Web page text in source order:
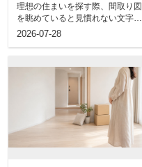
ントも解説
理想の住まいを探す際、間取り図
を眺めていると見慣れない文字が
多くて戸惑うことはありません
2026-07-28